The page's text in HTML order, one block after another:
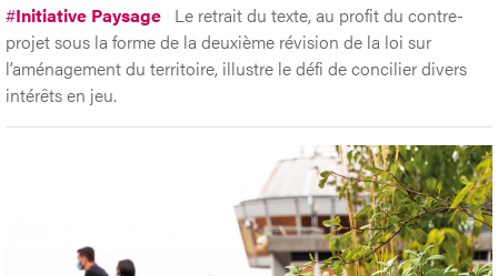
#Initiative Paysage Le retrait du texte, au profit du contre-
projet sous la forme de la deuxième révision de la loi sur
l’aménagement du territoire, illustre le défi de concilier divers
intérêts en jeu.